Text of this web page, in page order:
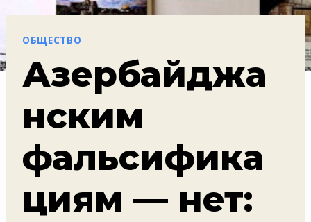
ОБЩЕСТВО
Азербайджа
нским
фальсифика
циям — нет: